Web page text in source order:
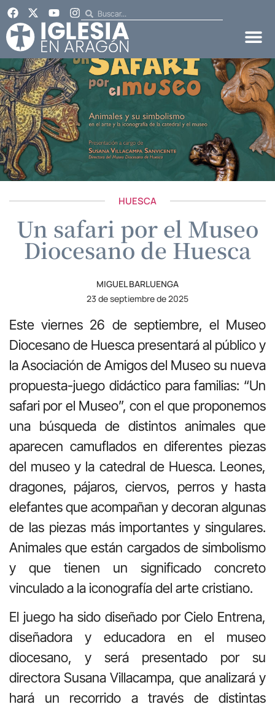
HUESCA
Un safari por el Museo
Diocesano de Huesca
MIGUEL BARLUENGA
23 de septiembre de 2025
Este viernes 26 de septiembre, el Museo
Diocesano de Huesca presentará al público y
la Asociación de Amigos del Museo su nueva
propuesta-juego didáctico para familias: “Un
safari por el Museo”, con el que proponemos
una búsqueda de distintos animales que
aparecen camuflados en diferentes piezas
del museo y la catedral de Huesca. Leones,
dragones, pájaros, ciervos, perros y hasta
elefantes que acompañan y decoran algunas
de las piezas más importantes y singulares.
Animales que están cargados de simbolismo
y que tienen un significado concreto
vinculado a la iconografía del arte cristiano.
El juego ha sido diseñado por Cielo Entrena,
diseñadora y educadora en el museo
diocesano, y será presentado por su
directora Susana Villacampa, que analizará y
hará un recorrido a través de distintas